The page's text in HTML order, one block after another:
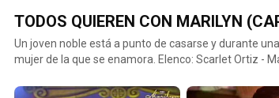
TODOS QUIEREN CON MARILYN
Un joven noble está a punto de casarse y durante
mujer de la que se enamora. Elenco: Scarlet Ortiz -